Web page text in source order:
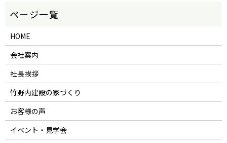
HOME
会社案内
社長挨拶
竹野内建設の家づくり
お客様の声
イベント・見学会